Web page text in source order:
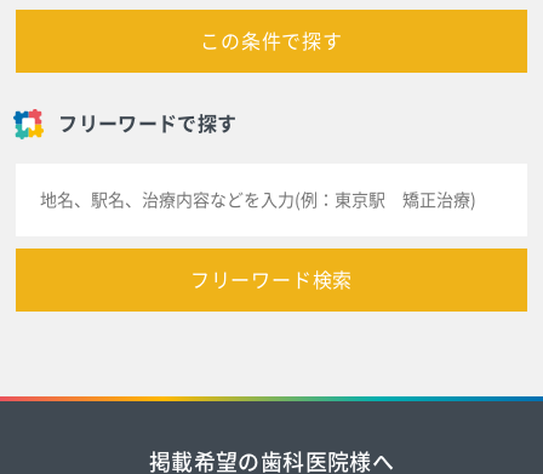
この条件で探す
フリーワードで探す
フリーワード検索
掲載希望の歯科医院様へ